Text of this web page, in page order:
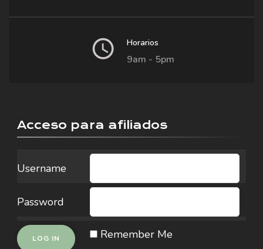
Horarios
9am - 5pm
Acceso para afiliados
Username
Password
Remember Me